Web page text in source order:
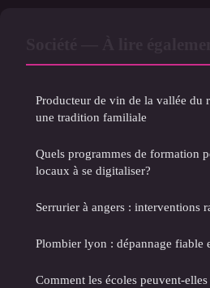
Producteur de vin de la vallée du
une tradition familiale
Quels programmes de formation
locaux à se digitaliser?
Serrurier à angers : interventions
Plombier lyon : dépannage fiable
Comment les écoles peuvent-